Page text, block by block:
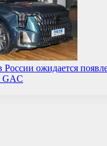
России ожидается
GAC